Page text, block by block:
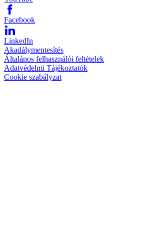
Facebook
LinkedIn
Akadálymentesítés
Általános felhasználói feltételek
Adatvédelmi Tájékoztatók
Cookie szabályzat